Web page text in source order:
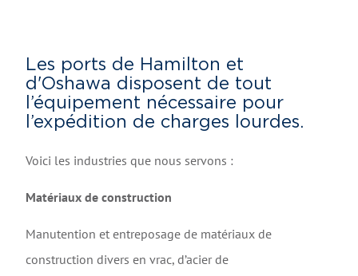
Les ports de Hamilton et
d'Oshawa disposent de tout
l’équipement nécessaire pour
l’expédition de charges lourdes.
Voici les industries que nous servons :
Matériaux de construction
Manutention et entreposage de matériaux de
construction divers en vrac, d’acier de